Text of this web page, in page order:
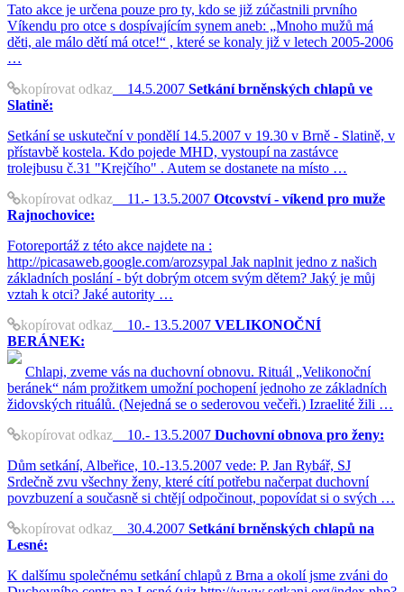
Tato akce je určena pouze pro ty, kdo se již zúčastnili prvního
Víkendu pro otce s dospívajícím synem aneb: „Mnoho mužů má
děti, ale málo dětí má otce!“ , které se konaly již v letech 2005-2006
…
kopírovat odkaz 14.5.2007 Setkání brněnských chlapů ve
Slatině:
Setkání se uskuteční v pondělí 14.5.2007 v 19.30 v Brně - Slatině, v
přístavbě kostela. Kdo pojede MHD, vystoupí na zastávce
trolejbusu č.31 "Krejčího" . Autem se dostanete na místo …
kopírovat odkaz 11.- 13.5.2007 Otcovství - víkend pro muže
Rajnochovice:
Fotoreportáž z této akce najdete na :
http://picasaweb.google.com/arozsypal Jak naplnit jedno z našich
základních poslání - být dobrým otcem svým dětem? Jaký je můj
vztah k otci? Jaké autority …
kopírovat odkaz 10.- 13.5.2007 VELIKONOČNÍ
BERÁNEK:
Chlapi, zveme vás na duchovní obnovu. Rituál „Velikonoční
beránek“ nám prožitkem umožní pochopení jednoho ze základních
židovských rituálů. (Nejedná se o sederovou večeři.) Izraelité žili …
kopírovat odkaz 10.- 13.5.2007 Duchovní obnova pro ženy:
Dům setkání, Albeřice, 10.-13.5.2007 vede: P. Jan Rybář, SJ
Srdečně zvu všechny ženy, které cítí potřebu načerpat duchovní
povzbuzení a současně si chtějí odpočinout, popovídat si o svých …
kopírovat odkaz 30.4.2007 Setkání brněnských chlapů na
Lesné:
K dalšímu společnému setkání chlapů z Brna a okolí jsme zváni do